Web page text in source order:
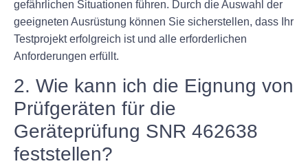
gefährlichen Situationen führen. Durch die Auswahl der
geeigneten Ausrüstung können Sie sicherstellen, dass Ihr
Testprojekt erfolgreich ist und alle erforderlichen
Anforderungen erfüllt.
2. Wie kann ich die Eignung von
Prüfgeräten für die
Geräteprüfung SNR 462638
feststellen?